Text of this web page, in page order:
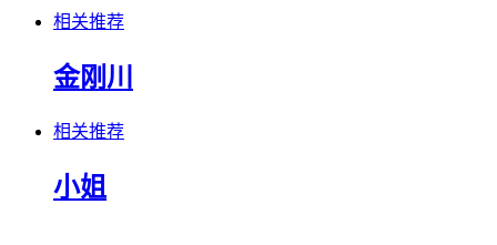
相关推荐
金刚川
相关推荐
小姐